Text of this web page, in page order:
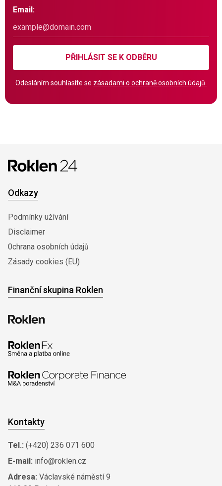
Email:
PŘIHLÁSIT SE K ODBĚRU
Odesláním souhlasíte se zásadami o ochraně osobních údajů.
Odkazy
Podmínky užívání
Disclaimer
0chrana osobních údajů
Zásady cookies (EU)
Finanční skupina Roklen
Kontakty
Tel.: (+420) 236 071 600
E-mail: info@roklen.cz
Adresa: Václavské náměstí 9